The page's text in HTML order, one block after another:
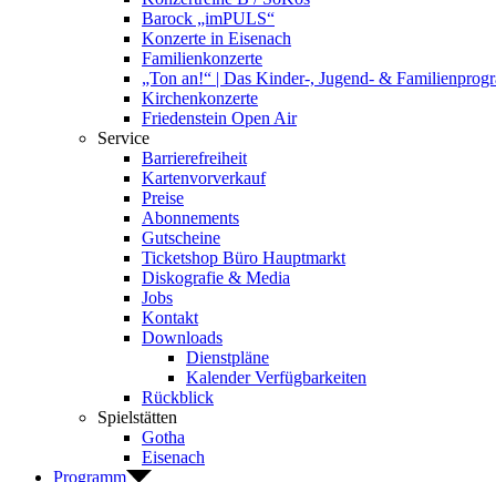
Barock „imPULS“
Konzerte in Eisenach
Familienkonzerte
„Ton an!“ | Das Kinder-, Jugend- &
Kirchenkonzerte
Friedenstein Open Air
Service
Barrierefreiheit
Kartenvorverkauf
Preise
Abonnements
Gutscheine
Ticketshop Büro Hauptmarkt
Diskografie & Media
Jobs
Kontakt
Downloads
Dienstpläne
Kalender Verfügbarkeiten
Rückblick
Spielstätten
Gotha
Eisenach
Programm